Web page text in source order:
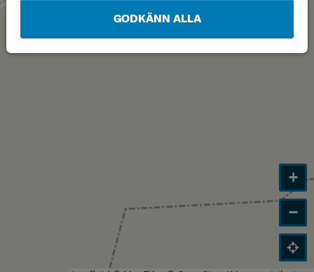
GODKÄNN ALLA
+
−